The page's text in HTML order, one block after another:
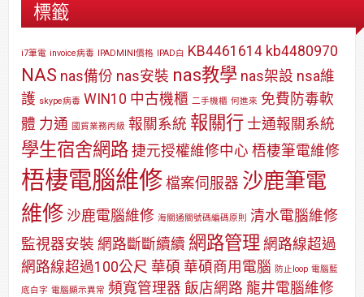
標籤
i7筆電 invoice病毒 IPADMINI價格 IPAD白 KB4461614 kb4480970
NAS nas備份 nas安裝 nas教學 nas架設 nsa維
護 skype病毒 WIN10 中古機櫃 二手機櫃 何進來 免費防毒軟
體 力通 國貿業務丙級 報關系統 報關行 士通報關系統
學生宿舍網路 捷元授權維修中心 梧棲筆電維修
梧棲電腦維修 檔案伺服器 沙鹿筆電
維修 沙鹿電腦維修 海關通關號碼編碼原則 清水電腦維修
監視器安裝 網路斷斷續續 網路管理 網路線超過
網路線超過100公尺 華碩 華碩商用電腦 防止loop 電腦藍
底白字 電腦顯示異常 頻寬管理器 飯店網路 龍井電腦維修